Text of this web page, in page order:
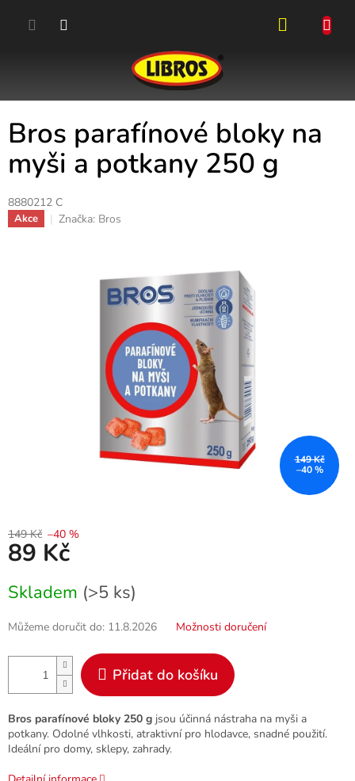
Bros parafínové bloky na
myši a potkany 250 g
8880212 C
Akce Značka: Bros
149 Kč
–40 %
149 Kč –40 %
89 Kč
cena:
Skladem (>5 ks)
Můžeme doručit do: 11.8.2026 Možnosti doručení
Přidat do košíku
Bros parafínové bloky 250 g jsou účinná nástraha na myši a
potkany. Odolné vlhkosti, atraktivní pro hlodavce, snadné použití.
Ideální pro domy, sklepy, zahrady.